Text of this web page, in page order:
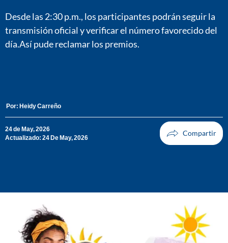
Desde las 2:30 p.m., los participantes podrán seguir la
transmisión oficial y verificar el número favorecido del
día.Así pude reclamar los premios.
Por: Heidy Carreño
24 de May, 2026
Actualizado: 24 De May, 2026